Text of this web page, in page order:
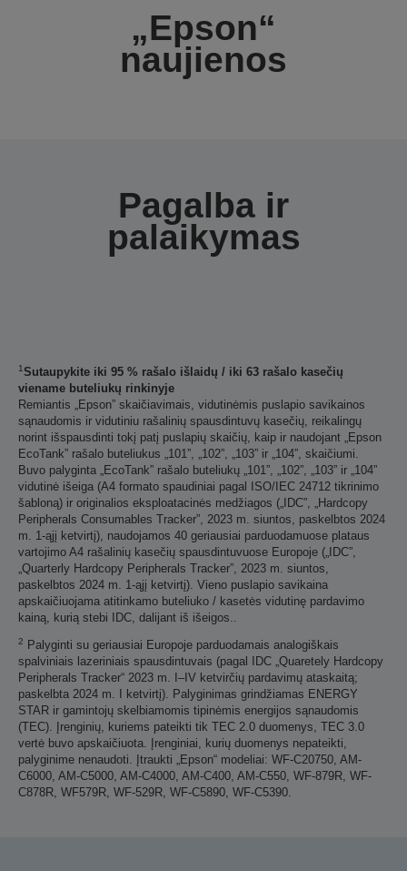
„Epson“
naujienos
Pagalba ir
palaikymas
1Sutaupykite iki 95 % rašalo išlaidų / iki 63 rašalo kasečių
viename buteliukų rinkinyje
Remiantis „Epson” skaičiavimais, vidutinėmis puslapio savikainos
sąnaudomis ir vidutiniu rašalinių spausdintuvų kasečių, reikalingų
norint išspausdinti tokį patį puslapių skaičių, kaip ir naudojant „Epson
EcoTank” rašalo buteliukus „101”, „102”, „103” ir „104”, skaičiumi.
Buvo palyginta „EcoTank” rašalo buteliukų „101”, „102”, „103” ir „104”
vidutinė išeiga (A4 formato spaudiniai pagal ISO/IEC 24712 tikrinimo
šabloną) ir originalios eksploatacinės medžiagos („IDC”, „Hardcopy
Peripherals Consumables Tracker”, 2023 m. siuntos, paskelbtos 2024
m. 1-ąjį ketvirtį), naudojamos 40 geriausiai parduodamuose plataus
vartojimo A4 rašalinių kasečių spausdintuvuose Europoje („IDC”,
„Quarterly Hardcopy Peripherals Tracker”, 2023 m. siuntos,
paskelbtos 2024 m. 1-ąjį ketvirtį). Vieno puslapio savikaina
apskaičiuojama atitinkamo buteliuko / kasetės vidutinę pardavimo
kainą, kurią stebi IDC, dalijant iš išeigos..
2
Palyginti su geriausiai Europoje parduodamais analogiškais
spalviniais lazeriniais spausdintuvais (pagal IDC „Quaretely Hardcopy
Peripherals Tracker“ 2023 m. I–IV ketvirčių pardavimų ataskaitą;
paskelbta 2024 m. I ketvirtį). Palyginimas grindžiamas ENERGY
STAR ir gamintojų skelbiamomis tipinėmis energijos sąnaudomis
(TEC). Įrenginių, kuriems pateikti tik TEC 2.0 duomenys, TEC 3.0
vertė buvo apskaičiuota. Įrenginiai, kurių duomenys nepateikti,
palyginime nenaudoti. Įtraukti „Epson“ modeliai: WF-C20750, AM-
C6000, AM-C5000, AM-C4000, AM-C400, AM-C550, WF-879R, WF-
C878R, WF579R, WF-529R, WF-C5890, WF-C5390.